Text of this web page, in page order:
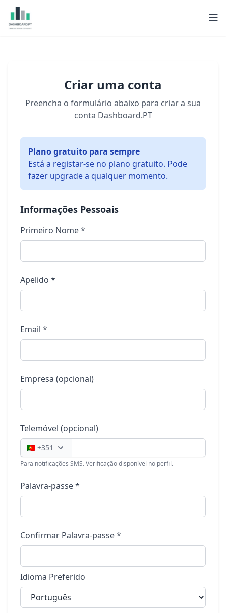
Criar uma conta
Preencha o formulário abaixo para criar a sua
conta Dashboard.PT
Plano gratuito para sempre
Está a registar-se no plano gratuito. Pode
fazer upgrade a qualquer momento.
Informações Pessoais
Primeiro Nome *
Apelido *
Email *
Empresa (opcional)
Telemóvel (opcional)
🇵🇹 +351
Para notificações SMS. Verificação disponível no perfil.
Palavra-passe *
Confirmar Palavra-passe *
Idioma Preferido